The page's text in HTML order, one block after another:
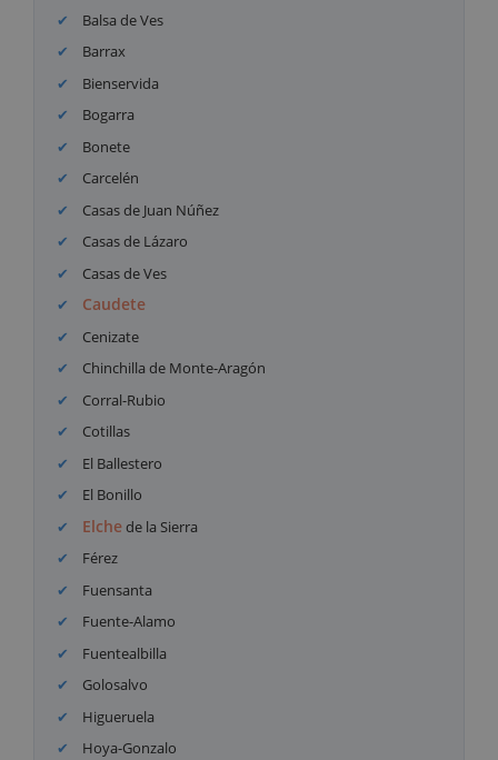
Balsa de Ves
Barrax
Bienservida
Bogarra
Bonete
Carcelén
Casas de Juan Núñez
Casas de Lázaro
Casas de Ves
Caudete
Cenizate
Chinchilla de Monte-Aragón
Corral-Rubio
Cotillas
El Ballestero
El Bonillo
Elchede la Sierra
Férez
Fuensanta
Fuente-Alamo
Fuentealbilla
Golosalvo
Higueruela
Hoya-Gonzalo